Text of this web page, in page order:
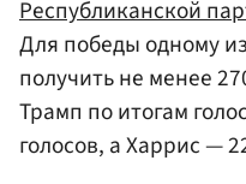
Республиканской
Для победы одному
получить не менее
Трамп по итогам
голосов, а Харрис —